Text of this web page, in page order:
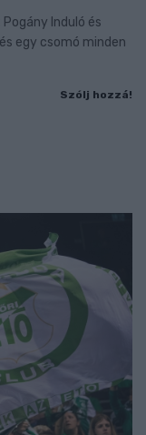
Induló és
egy csomó minden
Szólj hozzá!